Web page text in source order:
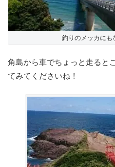
釣りのメッカにも
角島から車でちょっと走ると
てみてくださいね！